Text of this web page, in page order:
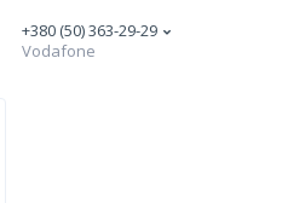
+380 (50) 363-29-29
Vodafone